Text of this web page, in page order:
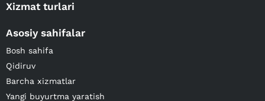
Xizmat turlari
Asosiy sahifalar
Bosh sahifa
Qidiruv
Barcha xizmatlar
Yangi buyurtma yaratish